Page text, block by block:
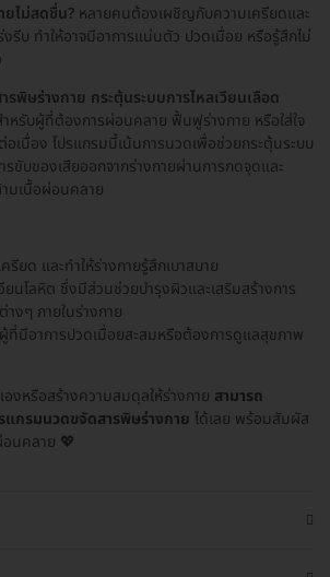
ยไม่สดชื่น? หลายคนต้องเผชิญกับความเครียดและ
รีบ ทำให้อาจมีอาการแน่นตัว ปวดเมื่อย หรือรู้สึกไม่
พิษร่างกาย กระตุ้นระบบการไหลเวียนเลือด
ำหรับผู้ที่ต้องการผ่อนคลาย ฟื้นฟูร่างกาย หรือใส่ใจ
เนื่อง โปรแกรมนี้เน้นการนวดเพื่อช่วยกระตุ้นระบบ
รขับของเสียออกจากร่างกายผ่านการกดจุดและ
มเนื้อผ่อนคลาย
ยด และทำให้ร่างกายรู้สึกเบาสบาย
ยนโลหิต ซึ่งมีส่วนช่วยบำรุงผิวและเสริมสร้างการ
งๆ ภายในร่างกาย
ผู้ที่มีอาการปวดเมื่อยสะสมหรือต้องการดูแลสุขภาพ
งหรือสร้างความสมดุลให้ร่างกาย สามารถ
แกรมนวดขจัดสารพิษร่างกาย ได้เลย พร้อมสัมผัส
นคลาย 💖